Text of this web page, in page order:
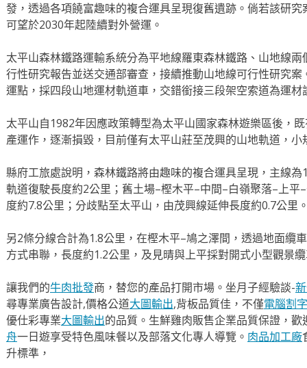
發，透過各項饒富趣味的複合運具呈現復舊遺跡。倘若該研
可望於2030年起陸續對外營運。
太平山森林鐵路運輸系統分為平地線羅東森林鐵路、山地線
行性研究報告並送交通部審查，接續推動山地線可行性研究
運點，採四段山地運材軌道車，交錯銜接三段架空索道為運
太平山自1982年因應政策轉型為太平山國家森林遊樂區後，
產運作，逐漸損毀，目前僅有太平山莊至茂興的山地軌道，
縣府工旅處說明，森林鐵路將由趣味的複合運具呈現，主線
軌道復駛長度約2公里；舊土場–樫木平–中間–白嶺聚落–上平
度約7.8公里；分歧點至太平山，由茂興線延伸長度約0.7公里
另2條分線合計為1.8公里，在樫木平–鳩之澤間，透過地面纜
方式串聯，長度約1.2公里，及見晴與上平採對開式小型觀景
讓我們的牛肉批發商，替您的產品打開市場。坐月子經驗談-
尋專業廣告設計,價格公道大圖輸出,背板品質佳，不僅電腦割字
優仕彩專業大圖輸出的品質。生鮮雞肉販售企業品質保證，歡
舟一日遊享受特色風味餐以及部落文化專人導覽。 肉品加工廠
升標準，